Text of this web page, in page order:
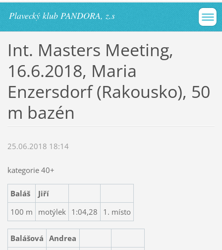
Plavecký klub PANDORA, z.s
Int. Masters Meeting,
16.6.2018, Maria
Enzersdorf (Rakousko), 50
m bazén
25.06.2018 18:14
kategorie 40+
Baláš
Jiří
100 m
motýlek 1:04,28 1. místo
Balášová Andrea